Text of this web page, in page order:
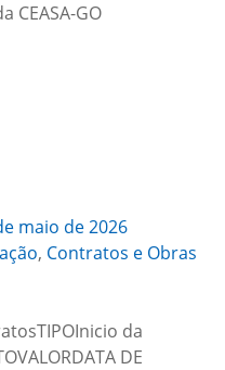
CEASA-GO
maio de 2026
, Contratos e Obras
da
DE